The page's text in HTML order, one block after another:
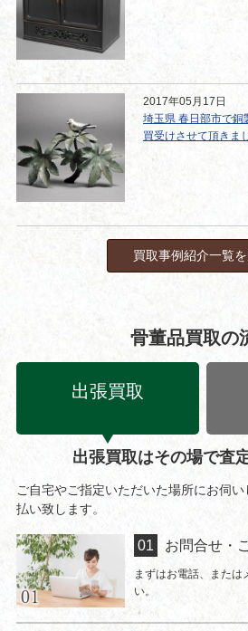
2017年05月17日
埼玉県 春日部市で銅
買受けさせて頂きま
買取事例紹介一覧
骨董品買取の
出張買取
出張買取はその場で査
ご自宅やご指定いただいた場所にお伺
払い致します。
お問合せ・
まずはお電話、または
い。